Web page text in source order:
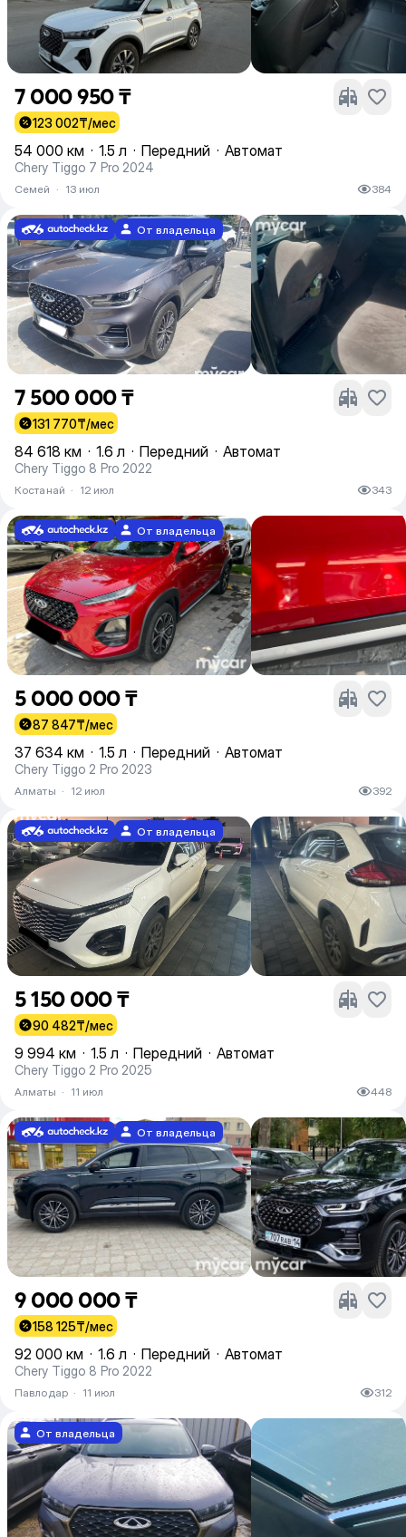
7 000 950 ₸
123 002₸/мес
54 000 км · 1.5 л · Передний · Автомат
Chery Tiggo 7 Pro 2024
Семей · 13 июл 384
От владельца
7 500 000 ₸
131 770₸/мес
84 618 км · 1.6 л · Передний · Автомат
Chery Tiggo 8 Pro 2022
Костанай · 12 июл 343
От владельца
5 000 000 ₸
87 847₸/мес
37 634 км · 1.5 л · Передний · Автомат
Chery Tiggo 2 Pro 2023
Алматы · 12 июл 392
От владельца
5 150 000 ₸
90 482₸/мес
9 994 км · 1.5 л · Передний · Автомат
Chery Tiggo 2 Pro 2025
Алматы · 11 июл 448
От владельца
9 000 000 ₸
158 125₸/мес
92 000 км · 1.6 л · Передний · Автомат
Chery Tiggo 8 Pro 2022
Павлодар · 11 июл 312
От владельца